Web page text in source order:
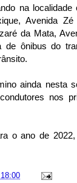
na localidade
Avenida
da Mata,
de ônibus do
ainda nesta
nos
o ano de